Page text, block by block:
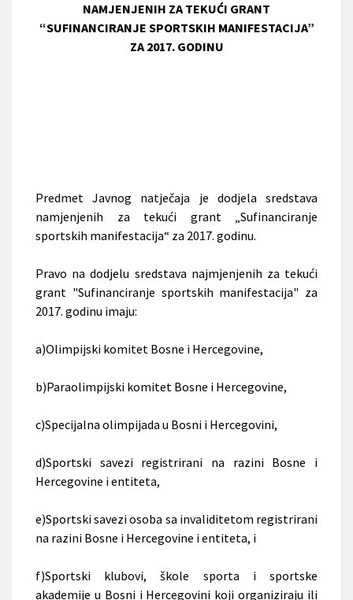
NAMJENJENIH ZA TEKUĆI GRANT
“SUFINANCIRANJE SPORTSKIH MANIFESTACIJA”
ZA 2017. GODINU
Predmet Javnog natječaja je dodjela sredstava
namjenjenih za tekući grant „Sufinanciranje
sportskih manifestacija“ za 2017. godinu.
Pravo na dodjelu sredstava najmjenjenih za tekući
grant "Sufinanciranje sportskih manifestacija" za
2017. godinu imaju:
a)Olimpijski komitet Bosne i Hercegovine,
b)Paraolimpijski komitet Bosne i Hercegovine,
c)Specijalna olimpijada u Bosni i Hercegovini,
d)Sportski savezi registrirani na razini Bosne i
Hercegovine i entiteta,
e)Sportski savezi osoba sa invaliditetom registrirani
na razini Bosne i Hercegovine i entiteta, i
f)Sportski klubovi, škole sporta i sportske
akademije u Bosni i Hercegovini koji organiziraju ili